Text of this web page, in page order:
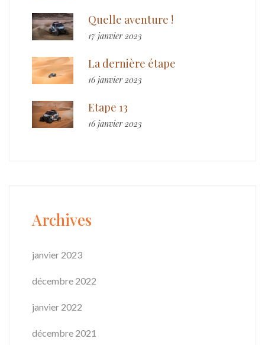
Quelle aventure !
17 janvier 2023
La dernière étape
16 janvier 2023
Etape 13
16 janvier 2023
Archives
janvier 2023
décembre 2022
janvier 2022
décembre 2021